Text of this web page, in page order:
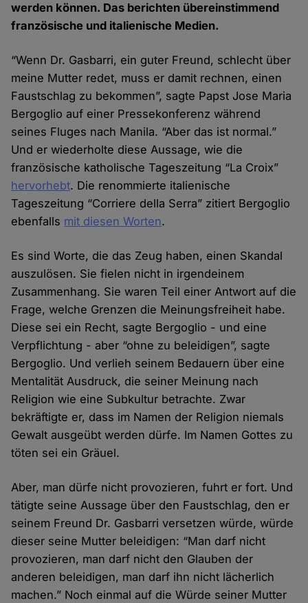
werden können. Das berichten übereinstimmend
französische und italienische Medien.
“Wenn Dr. Gasbarri, ein guter Freund, schlecht über
meine Mutter redet, muss er damit rechnen, einen
Faustschlag zu bekommen”, sagte Papst Jose Maria
Bergoglio auf einer Pressekonferenz während
seines Fluges nach Manila. “Aber das ist normal.”
Und er wiederholte diese Aussage, wie die
französische katholische Tageszeitung “La Croix”
hervorhebt. Die renommierte italienische
Tageszeitung “Corriere della Serra” zitiert Bergoglio
ebenfalls mit diesen Worten.
Es sind Worte, die das Zeug haben, einen Skandal
auszulösen. Sie fielen nicht in irgendeinem
Zusammenhang. Sie waren Teil einer Antwort auf die
Frage, welche Grenzen die Meinungsfreiheit habe.
Diese sei ein Recht, sagte Bergoglio - und eine
Verpflichtung - aber “ohne zu beleidigen”, sagte
Bergoglio. Und verlieh seinem Bedauern über eine
Mentalität Ausdruck, die seiner Meinung nach
Religion wie eine Subkultur betrachte. Zwar
bekräftigte er, dass im Namen der Religion niemals
Gewalt ausgeübt werden dürfe. Im Namen Gottes zu
töten sei ein Gräuel.
Aber, man dürfe nicht provozieren, fuhrt er fort. Und
tätigte seine Aussage über den Faustschlag, den er
seinem Freund Dr. Gasbarri versetzen würde, würde
dieser seine Mutter beleidigen: “Man darf nicht
provozieren, man darf nicht den Glauben der
anderen beleidigen, man darf ihn nicht lächerlich
machen.” Noch einmal auf die Würde seiner Mutter